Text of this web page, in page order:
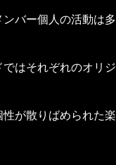
ンバー個人の活動は
ではそれぞれのオリ
が散りばめられた